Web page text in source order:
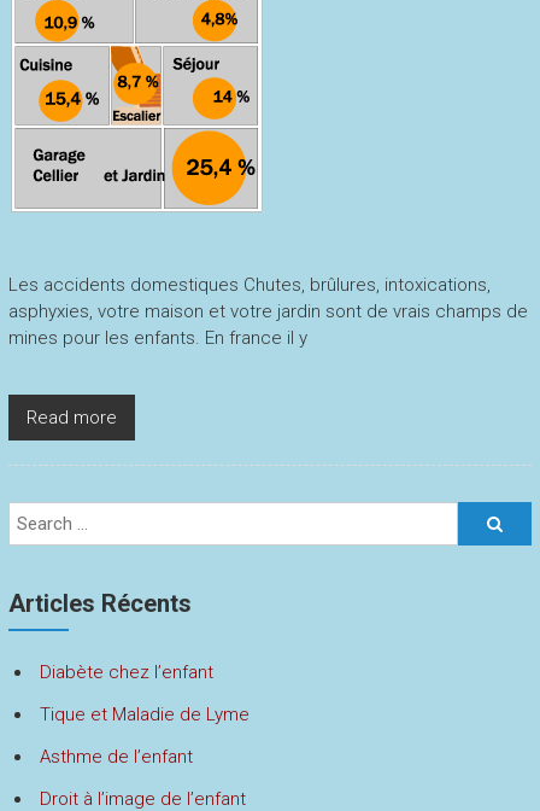
Les accidents domestiques Chutes, brûlures, intoxications,
asphyxies, votre maison et votre jardin sont de vrais champs de
mines pour les enfants. En france il y
Read more
Articles Récents
Diabète chez l’enfant
Tique et Maladie de Lyme
Asthme de l’enfant
Droit à l’image de l’enfant